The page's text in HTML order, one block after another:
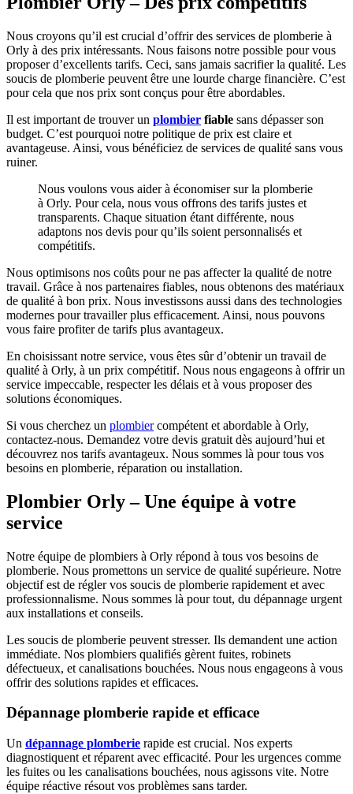
Nous croyons qu’il est crucial d’offrir des services de plomberie à
Orly à des prix intéressants. Nous faisons notre possible pour vous
proposer d’excellents tarifs. Ceci, sans jamais sacrifier la qualité. Les
soucis de plomberie peuvent être une lourde charge financière. C’est
pour cela que nos prix sont conçus pour être abordables.
Il est important de trouver un plombier fiable sans dépasser son
budget. C’est pourquoi notre politique de prix est claire et
avantageuse. Ainsi, vous bénéficiez de services de qualité sans vous
ruiner.
Nous voulons vous aider à économiser sur la plomberie
à Orly. Pour cela, nous vous offrons des tarifs justes et
transparents. Chaque situation étant différente, nous
adaptons nos devis pour qu’ils soient personnalisés et
compétitifs.
Nous optimisons nos coûts pour ne pas affecter la qualité de notre
travail. Grâce à nos partenaires fiables, nous obtenons des matériaux
de qualité à bon prix. Nous investissons aussi dans des technologies
modernes pour travailler plus efficacement. Ainsi, nous pouvons
vous faire profiter de tarifs plus avantageux.
En choisissant notre service, vous êtes sûr d’obtenir un travail de
qualité à Orly, à un prix compétitif. Nous nous engageons à offrir un
service impeccable, respecter les délais et à vous proposer des
solutions économiques.
Si vous cherchez un plombiercompétent et abordable à Orly,
contactez-nous. Demandez votre devis gratuit dès aujourd’hui et
découvrez nos tarifs avantageux. Nous sommes là pour tous vos
besoins en plomberie, réparation ou installation.
Plombier Orly – Une équipe à votre
service
Notre équipe de plombiers à Orly répond à tous vos besoins de
plomberie. Nous promettons un service de qualité supérieure. Notre
objectif est de régler vos soucis de plomberie rapidement et avec
professionnalisme. Nous sommes là pour tout, du dépannage urgent
aux installations et conseils.
Les soucis de plomberie peuvent stresser. Ils demandent une action
immédiate. Nos plombiers qualifiés gèrent fuites, robinets
défectueux, et canalisations bouchées. Nous nous engageons à vous
offrir des solutions rapides et efficaces.
Dépannage plomberie rapide et efficace
Un dépannage plomberie rapide est crucial. Nos experts
diagnostiquent et réparent avec efficacité. Pour les urgences comme
les fuites ou les canalisations bouchées, nous agissons vite. Notre
équipe réactive résout vos problèmes sans tarder.